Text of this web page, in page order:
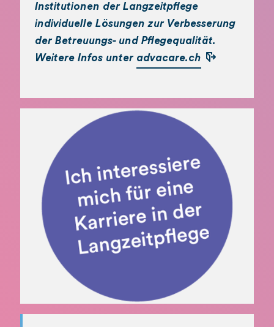
Institutionen der Langzeitpflege
individuelle Lösungen zur Verbesserung
der Betreuungs- und Pflegequalität.
Weitere Infos unter advacare.ch